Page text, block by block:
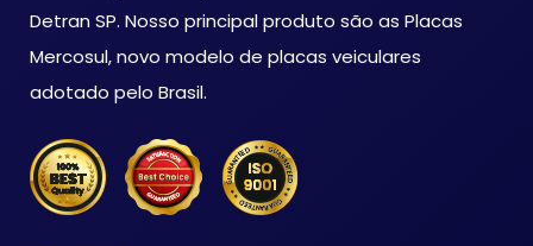
Detran SP. Nosso principal produto são as Placas
Mercosul, novo modelo de placas veiculares
adotado pelo Brasil.